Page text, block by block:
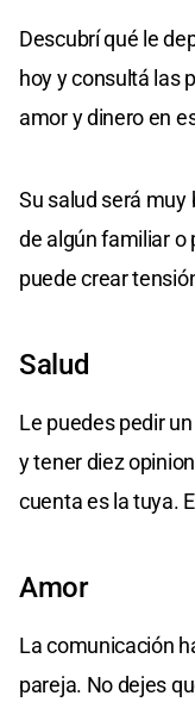
Descubrí qué le
hoy y consultá las
amor y dinero en
Su salud será muy
de algún familiar o
puede crear
Salud
Le puedes pedir
y tener diez
cuenta es la tuya.
Amor
La comunicación
pareja. No dejes